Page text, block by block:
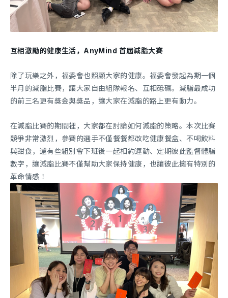
互相激勵的健康生活，AnyMind 首屆減脂大賽
除了玩樂之外，福委會也照顧大家的健康。福委會發起為期一個
半月的減脂比賽，讓大家自由組隊報名、互相砥礪。減脂最成功
的前三名更有獎金與獎品，讓大家在減脂的路上更有動力。
在減脂比賽的期間裡，大家都在討論如何減脂的策略。本次比賽
競爭非常激烈，參賽的選手不僅餐餐都改吃健康餐盒、不喝飲料
與甜食，還有些組別會下班後一起相約運動、定期彼此監督體脂
數字，讓減脂比賽不僅幫助大家保持健康，也讓彼此擁有特別的
革命情感！